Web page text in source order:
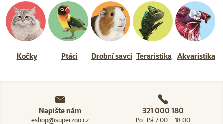
Kočky Ptáci Drobní savci Teraristika Akvaristika
Napište nám
eshop@superzoo.cz
321 000 180
Po–Pá 7:00 – 18:00